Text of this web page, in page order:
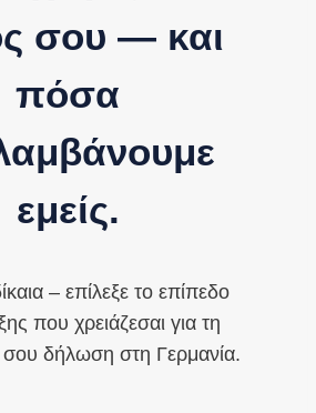
σου — και
πόσα
εμείς.
– επίλεξε το επίπεδο
που χρειάζεσαι για τη
δήλωση στη Γερμανία.